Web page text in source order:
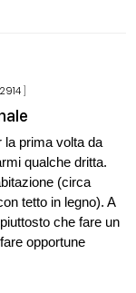
]
la prima volta da
qualche dritta.
(circa
tetto in legno). A
che fare un
opportune